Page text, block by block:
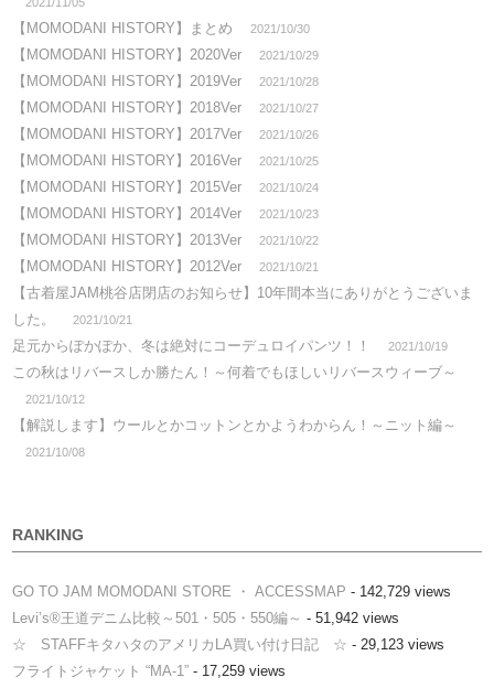
2021/11/05
【MOMODANI HISTORY】まとめ 2021/10/30
【MOMODANI HISTORY】2020Ver 2021/10/29
【MOMODANI HISTORY】2019Ver 2021/10/28
【MOMODANI HISTORY】2018Ver 2021/10/27
【MOMODANI HISTORY】2017Ver 2021/10/26
【MOMODANI HISTORY】2016Ver 2021/10/25
【MOMODANI HISTORY】2015Ver 2021/10/24
【MOMODANI HISTORY】2014Ver 2021/10/23
【MOMODANI HISTORY】2013Ver 2021/10/22
【MOMODANI HISTORY】2012Ver 2021/10/21
【古着屋JAM桃谷店閉店のお知らせ】10年間本当にありがとうございま
した。
2021/10/21
足元からぽかぽか、冬は絶対にコーデュロイパンツ！！ 2021/10/19
この秋はリバースしか勝たん！～何着でもほしいリバースウィーブ～
2021/10/12
【解説します】ウールとかコットンとかようわからん！～ニット編～
2021/10/08
RANKING
GO TO JAM MOMODANI STORE ・ ACCESSMAP - 142,729 views
Levi’s®王道デニム比較～501・505・550編～ - 51,942 views
☆ STAFFキタハタのアメリカLA買い付け日記 ☆ - 29,123 views
フライトジャケット “MA-1” - 17,259 views